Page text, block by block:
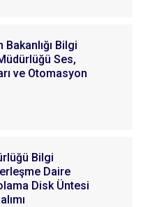
Bilgi
Ses,
ve Otomasyon
Bilgi
Daire
Disk Üntesi